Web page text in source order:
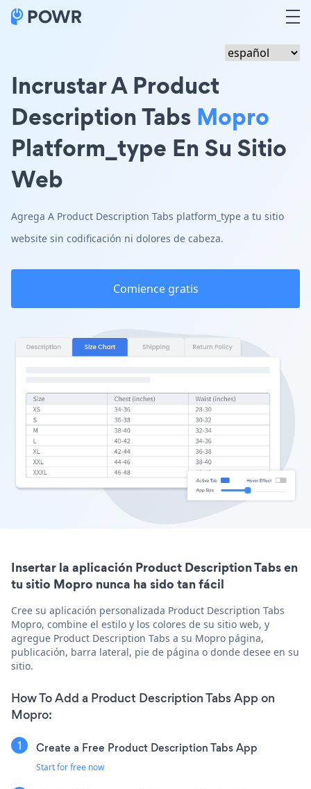
Incrustar A Product
Description Tabs Mopro
Platform_type En Su Sitio
Web
Agrega A Product Description Tabs platform_type a tu sitio
website sin codificación ni dolores de cabeza.
Comience gratis
Insertar la aplicación Product Description Tabs en
tu sitio Mopro nunca ha sido tan fácil
Cree su aplicación personalizada Product Description Tabs
Mopro, combine el estilo y los colores de su sitio web, y
agregue Product Description Tabs a su Mopro página,
publicación, barra lateral, pie de página o donde desee en su
sitio.
How To Add a Product Description Tabs App on
Mopro:
Create a Free Product Description Tabs App
Start for free now